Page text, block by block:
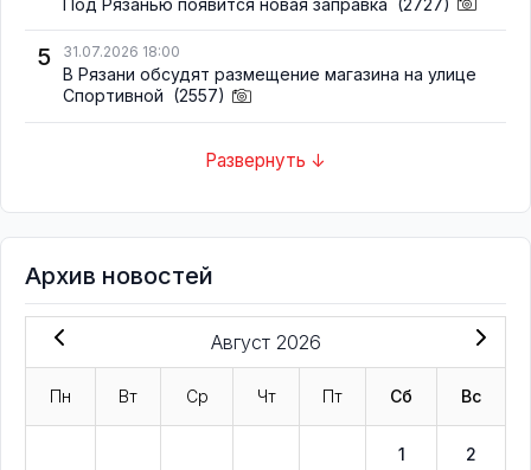
Под Рязанью появится новая заправка (2727)
5 31.07.2026 18:00
В Рязани обсудят размещение магазина на улице
Спортивной (2557)
Развернуть ↓
Архив новостей
Август 2026
Пн Вт Ср Чт Пт Сб Вс
1 2